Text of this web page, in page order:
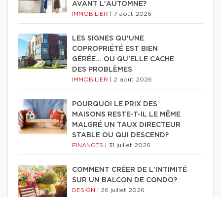
AVANT L'AUTOMNE?
IMMOBILIER 7 août 2026
LES SIGNES QU'UNE
COPROPRIÉTÉ EST BIEN
GÉRÉE… OU QU'ELLE CACHE
DES PROBLÈMES
IMMOBILIER 2 août 2026
POURQUOI LE PRIX DES
MAISONS RESTE-T-IL LE MÊME
MALGRÉ UN TAUX DIRECTEUR
STABLE OU QUI DESCEND?
FINANCES 31 juillet 2026
COMMENT CRÉER DE L'INTIMITÉ
SUR UN BALCON DE CONDO?
DESIGN 26 juillet 2026